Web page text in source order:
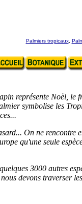
Palmiers tropicaux,
représente Noël, le
symbolise les
On ne rencontre
qu'une seule
3000 autres
devons traverser les